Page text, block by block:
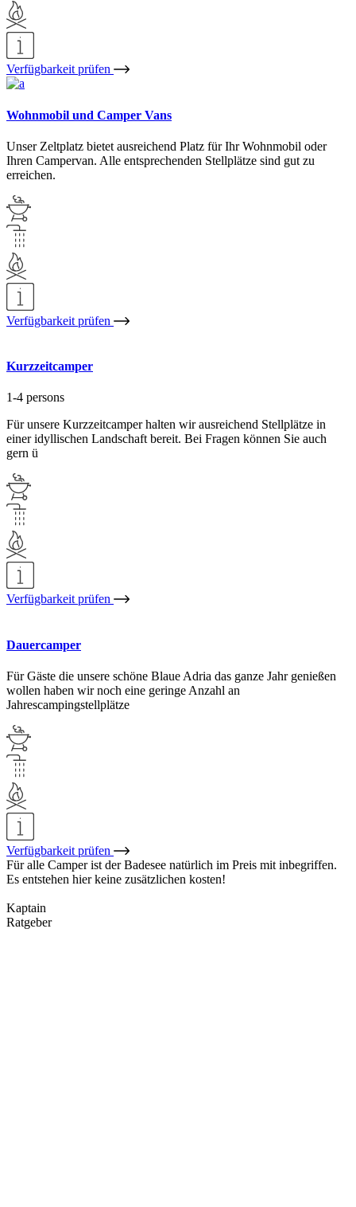
Verfügbarkeit prüfen
Wohnmobil und Camper Vans
Unser Zeltplatz bietet ausreichend Platz für Ihr Wohnmobil oder
Ihren Campervan. Alle entsprechenden Stellplätze sind gut zu
erreichen.
Verfügbarkeit prüfen
Kurzzeitcamper
1-4 persons
Für unsere Kurzzeitcamper halten wir ausreichend Stellplätze in
einer idyllischen Landschaft bereit. Bei Fragen können Sie auch
gern ü
Verfügbarkeit prüfen
Dauercamper
Für Gäste die unsere schöne Blaue Adria das ganze Jahr genießen
wollen haben wir noch eine geringe Anzahl an
Jahrescampingstellplätze
Verfügbarkeit prüfen
Für alle Camper ist der Badesee natürlich im Preis mit inbegriffen.
Es entstehen hier keine zusätzlichen kosten!
Kaptain
Ratgeber